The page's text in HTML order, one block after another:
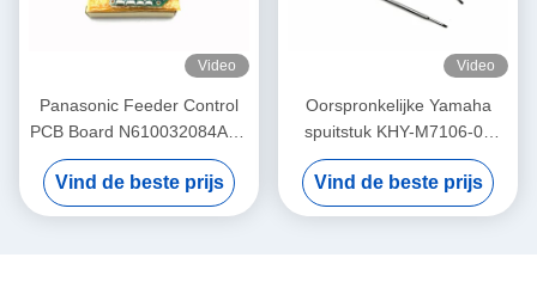
Video
Panasonic Feeder Control
PCB Board N610032084AA /
KXF0DWTHA00 (MC12CX-
5) – Voor CM402 CM602
NPM 8mm / 12mm / 16mm
Vind de beste prijs
Video
Oorspronkelijke Yamaha
spuitstuk KHY-M7106-00
voor YS12 / YS24 / YG12F
SMT Pick and Place
Machine
Vind de beste prijs